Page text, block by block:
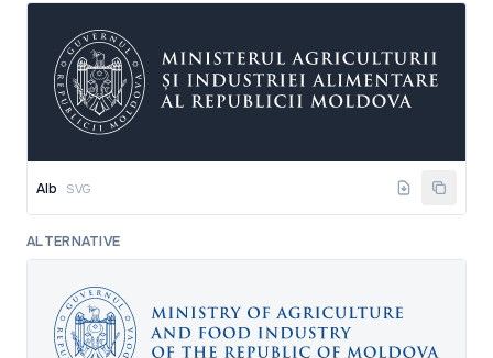
Alb SVG
ALTERNATIVE